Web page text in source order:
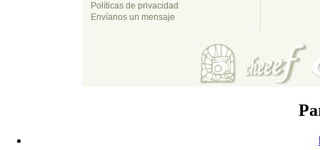
Políticas de privacidad
Envíanos un mensaje